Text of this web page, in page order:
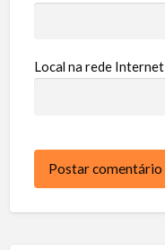
Local na rede Internet